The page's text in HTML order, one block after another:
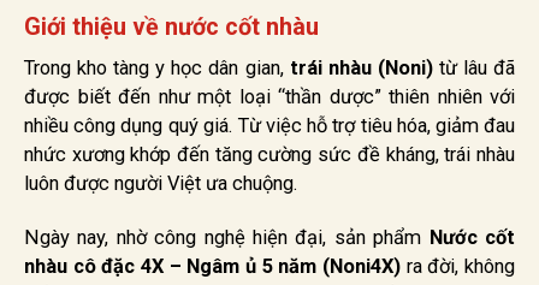
Giới thiệu về nước cốt nhàu
Trong kho tàng y học dân gian, trái nhàu (Noni)từ lâu đã
được biết đến như một loại “thần dược” thiên nhiên với
nhiều công dụng quý giá. Từ việc hỗ trợ tiêu hóa, giảm đau
nhức xương khớp đến tăng cường sức đề kháng, trái nhàu
luôn được người Việt ưa chuộng.
Ngày nay, nhờ công nghệ hiện đại, sản phẩm Nước cốt
nhàu cô đặc 4X – Ngâm ủ 5 năm (Noni4X) ra đời, không